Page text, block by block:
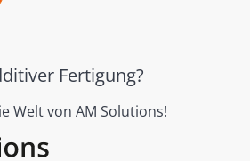
Fertigung?
Welt von AM Solutions!